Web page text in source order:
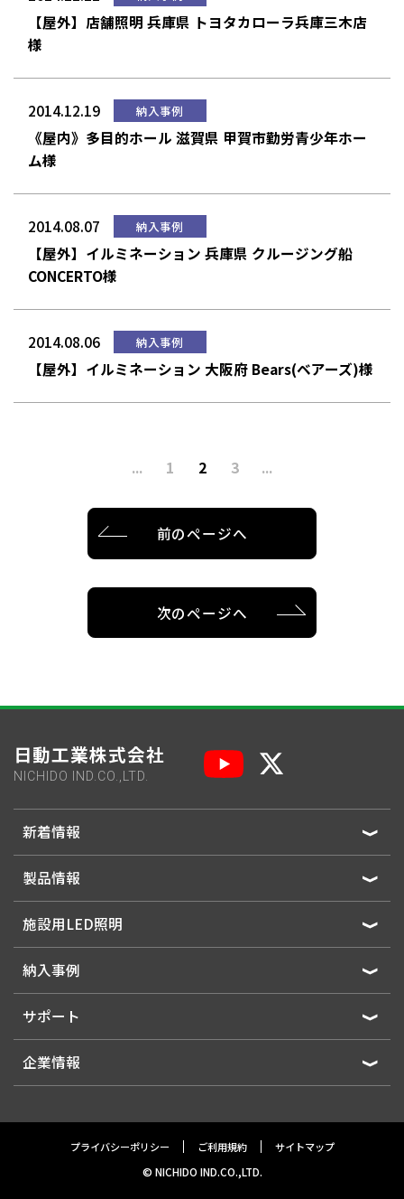
【屋外】店舗照明 兵庫県 トヨタカローラ兵庫三木店
様
2014.12.19 納入事例
《屋内》多目的ホール 滋賀県 甲賀市勤労青少年ホー
ム様
2014.08.07 納入事例
【屋外】イルミネーション 兵庫県 クルージング船
CONCERTO様
2014.08.06 納入事例
【屋外】イルミネーション 大阪府 Bears(ベアーズ)様
前のページへ
... 1 2 3 ...
次のページへ
日動工業株式会社
NICHIDO IND.CO.,LTD.
新着情報
製品情報
施設用LED照明
納入事例
サポート
企業情報
プライバシーポリシー ご利用規約 サイトマップ
© NICHIDO IND.CO.,LTD.